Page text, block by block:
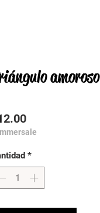
amoroso
Precio
*